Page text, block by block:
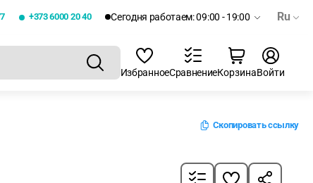
+373 6000 20 40 Сегодня работаем: 09:00 - 19:00 Ru
ИзбранноеСравнениеКорзинаВойти
Скопировать ссылку